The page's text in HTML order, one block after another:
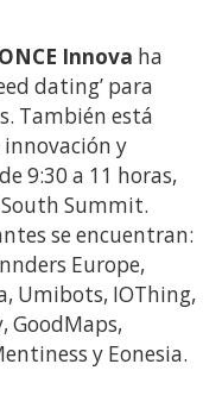
ONCE Innova ha
dating’ para
También está
y
9:30 a 11 horas,
South Summit.
se encuentran:
Europe,
Umibots, IOThing,
GoodMaps,
y Eonesia.